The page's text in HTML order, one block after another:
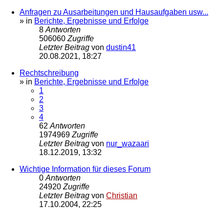
Anfragen zu Ausarbeitungen und Hausaufgaben usw...
» in Berichte, Ergebnisse und Erfolge
8 Antworten
506060 Zugriffe
Letzter Beitrag von dustin41
20.08.2021, 18:27
Rechtschreibung
» in Berichte, Ergebnisse und Erfolge
1
2
3
4
62 Antworten
1974969 Zugriffe
Letzter Beitrag von nur_wazaari
18.12.2019, 13:32
Wichtige Information für dieses Forum
0 Antworten
24920 Zugriffe
Letzter Beitrag von Christian
17.10.2004, 22:25